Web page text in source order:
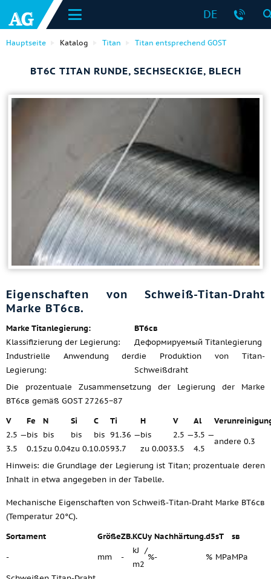
DE
Hauptseite Katalog Titan Titan entsprechend GOST
ВТ6С TITAN RUNDE, SECHSECKIGE, BLECH
Eigenschaften von Schweiß-Titan-Draht
Marke ВТ6св.
Marke Titanlegierung:
ВТ6св
Klassifizierung der Legierung:
Деформируемый Titanlegierung
Industrielle Anwendung der
Legierung:
die Produktion von Titan-
Schweißdraht
Die prozentuale Zusammensetzung der Legierung der Marke
ВТ6св gemäß GOST 27265−87
V
Fe N Si C Ti H V Al
2.5 —
3.5
bis
0.15
bis
zu 0.04
bis
zu 0.1
bis
0.05
91.36 —
93.7
bis
zu 0.003
2.5 —
3.5
3.5 —
4.5
andere 0.3
Hinweis: die Grundlage der Legierung ist Titan; prozentuale deren
Inhalt in etwa angegeben in der Tabelle.
Mechanische Eigenschaften von Schweiß-Titan-Draht Marke ВТ6св
(Temperatur 20°C).
Sortament
GrößeZB.KCUy Nachhärtung.d5sT
ѕв
-
mm -
kJ /
m2
%- % MPaMPa